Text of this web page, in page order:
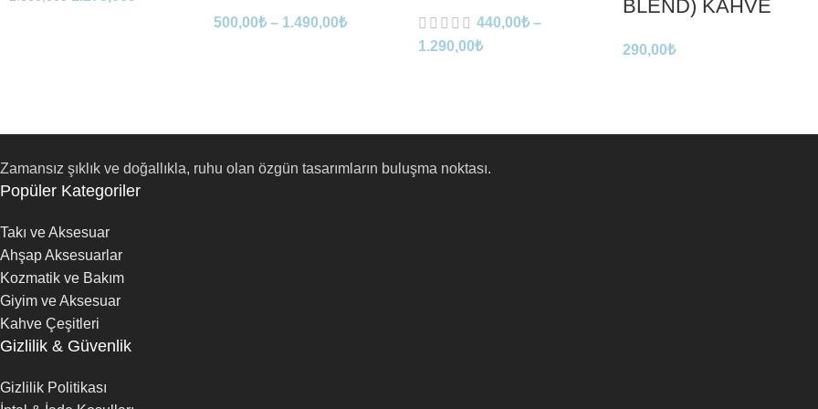
500,00₺ – 1.490,00₺ 440,00₺ –
1.290,00₺
BLEND) KAHVE
290,00₺
Zamansız şıklık ve doğallıkla, ruhu olan özgün tasarımların buluşma noktası.
Popüler Kategoriler
Takı ve Aksesuar
Ahşap Aksesuarlar
Kozmatik ve Bakım
Giyim ve Aksesuar
Kahve Çeşitleri
Gizlilik & Güvenlik
Gizlilik Politikası